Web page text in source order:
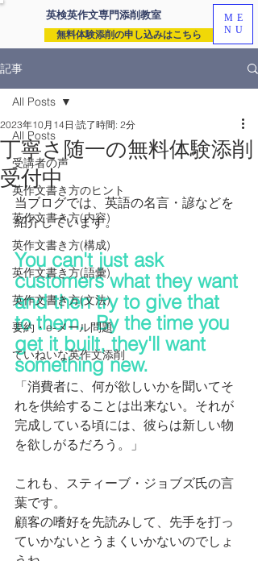
英検英作文専門添削教室
無料体験添削の申し込みはこちら
ME
NU
記事
All Posts
受講者の声
英作文書き方のヒント
英作文書き方(内容)
英作文書き方(構成)
英作文書き方(語彙)
英作文書き方(文法)
要約・e-メール問題
ていねいな英作文添削
All Posts
丁寧さ随一の無料体験添削
受付中
2023年10月14日 読了時間: 2分
当ブログでは、英語の名言・諺などを
紹介しています。
You can't just ask
customers what they want
and then try to give that
to them.  By the time you
get it built, they'll want
something new.
「消費者に、何が欲しいかを聞いてそ
れを供給することは出来ない。それが
完成している頃には、彼らは新しい物
を欲しがるだろう。」
これも、スティーブ・ジョブズ氏の言
葉です。
顧客の嗜好を先読みして、先手を打っ
ていかないとうまくいかないのでしょ